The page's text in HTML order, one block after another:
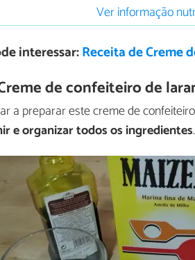
Ver informação
interessar:Receita de Creme
de confeiteiro de
a preparar este creme de
e organizar todos os ingredientes.